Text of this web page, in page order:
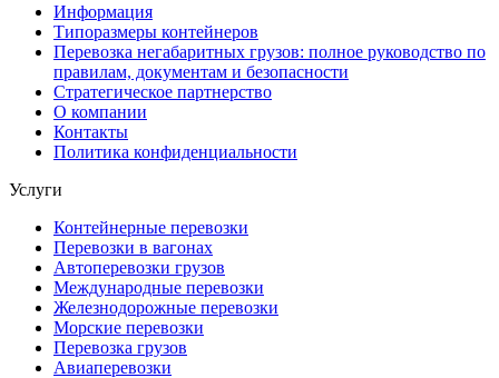
Информация
Типоразмеры контейнеров
Перевозка негабаритных грузов: полное руководство по
правилам, документам и безопасности
Стратегическое партнерство
О компании
Контакты
Политика конфиденциальности
Услуги
Контейнерные перевозки
Перевозки в вагонах
Автоперевозки грузов
Международные перевозки
Железнодорожные перевозки
Морские перевозки
Перевозка грузов
Авиаперевозки